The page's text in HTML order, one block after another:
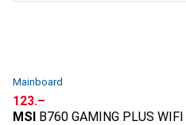
Mainboard
CHF
123.–
MSI B760 GAMING PLUS WIFI